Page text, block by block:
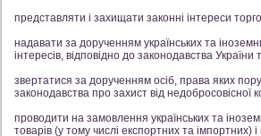
представляти і захищати законні інтереси
надавати за дорученням українських та
інтересів, відповідно до законодавства
звертатися за дорученням осіб, права яких
законодавства про захист від недобросовісної
проводити на замовлення українських та
товарів (у тому числі експортних та імпортних) і